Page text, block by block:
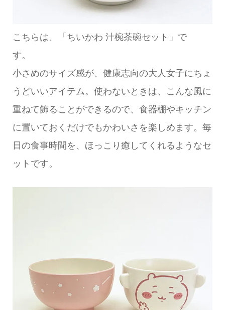
こちらは、「ちいかわ 汁椀茶碗セット」で
す
小さめのサイズ感が、健康志向の大人女子にちょ
うどいいアイテム。使わないときは、こんな風に
重ねて飾ることができるので、食器棚やキッチン
に置いておくだけでもかわいさを楽しめます。毎
日の食事時間を、ほっこり癒してくれるようなセ
ットです。